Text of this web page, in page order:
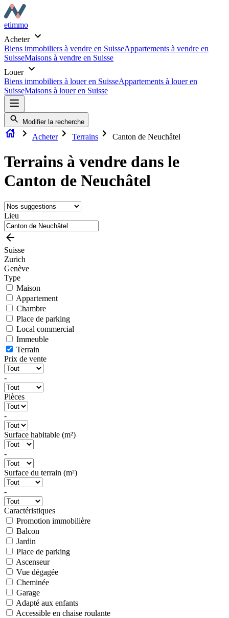
etimmo
Acheter
Biens immobiliers à vendre en SuisseAppartements à vendre en
SuisseMaisons à vendre en Suisse
Louer
Biens immobiliers à louer en SuisseAppartements à louer en
SuisseMaisons à louer en Suisse
Modifier la recherche
Acheter Terrains Canton de Neuchâtel
Terrains à vendre dans le
Canton de Neuchâtel
Lieu
Suisse
Zurich
Genève
Type
Maison
Appartement
Chambre
Place de parking
Local commercial
Immeuble
Terrain
Prix de vente
-
Pièces
-
Surface habitable (m²)
-
Surface du terrain (m²)
-
Caractéristiques
Promotion immobilière
Balcon
Jardin
Place de parking
Ascenseur
Vue dégagée
Cheminée
Garage
Adapté aux enfants
Accessible en chaise roulante